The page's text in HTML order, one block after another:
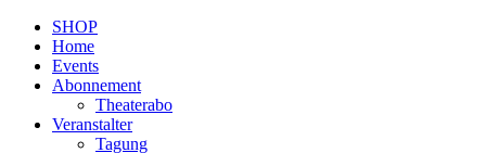
SHOP
Home
Events
Abonnement
Theaterabo
Veranstalter
Tagung